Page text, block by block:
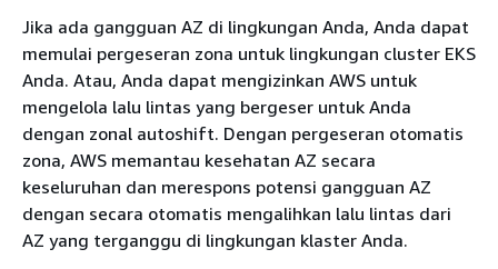
Jika ada gangguan AZ di lingkungan Anda, Anda dapat
memulai pergeseran zona untuk lingkungan cluster EKS
Anda. Atau, Anda dapat mengizinkan AWS untuk
mengelola lalu lintas yang bergeser untuk Anda
dengan zonal autoshift. Dengan pergeseran otomatis
zona, AWS memantau kesehatan AZ secara
keseluruhan dan merespons potensi gangguan AZ
dengan secara otomatis mengalihkan lalu lintas dari
AZ yang terganggu di lingkungan klaster Anda.